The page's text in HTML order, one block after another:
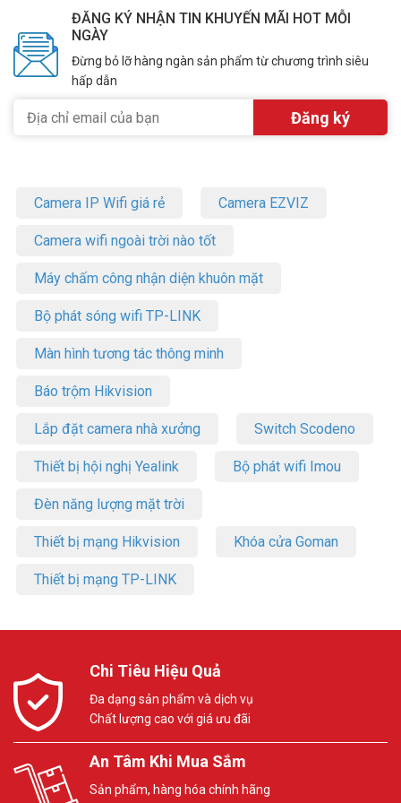
Tích hợp thông minh, điều khiển rảnh tay
Google” hoặc “Alexa” để kiểm soát những gì đang xảy ra trên màn
Thiết kế bền lâu
EB3 được chế tạo với vỏ bền, chống chịu thời tiết. Bạn luôn có thể
Giúp bạn thoải mái hơn khi xem bằng các tệp
video nhỏ hơn
trải nghiệm xem mượt mà hơn với các video 2K được ghi hình.
chiếm quá nhiều dung lượng lưu trữ của mình – Công nghệ H.265
điều kiện tiêu chuẩn. Hiệu quả nén video sẽ thay đổi theo tần suất và độ
ĐĂNG KÝ NHẬN TIN KHUYẾN MÃI HOT MỖI
NGÀY
Đừng bỏ lỡ hàng ngàn sản phẩm từ chương trình siêu
hấp dẫn
Camera IP Wifi giá rẻ Camera EZVIZ
Camera wifi ngoài trời nào tốt
Máy chấm công nhận diện khuôn mặt
Bộ phát sóng wifi TP-LINK
Màn hình tương tác thông minh
Báo trộm Hikvision
Lắp đặt camera nhà xưởng Switch Scodeno
Thiết bị hội nghị Yealink Bộ phát wifi Imou
Đèn năng lượng mặt trời
Thiết bị mạng Hikvision Khóa cửa Goman
Thiết bị mạng TP-LINK
Chi Tiêu Hiệu Quả
Đa dạng sản phẩm và dịch vụ
Chất lượng cao với giá ưu đãi
An Tâm Khi Mua Sắm
Sản phẩm, hàng hóa chính hãng